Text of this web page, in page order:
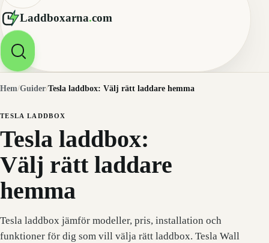
Laddboxarna.com
Hem/Guider/Tesla laddbox: Välj rätt laddare hemma
TESLA LADDBOX
Tesla laddbox:
Välj rätt laddare
hemma
Tesla laddbox jämför modeller, pris, installation och
funktioner för dig som vill välja rätt laddbox. Tesla Wall